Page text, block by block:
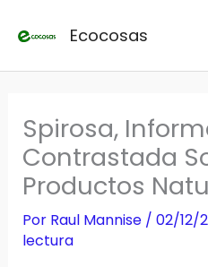
Ecocosas
Spirosa,
Contrastada
Productos
Por Raul Mannise / 02/12/
lectura